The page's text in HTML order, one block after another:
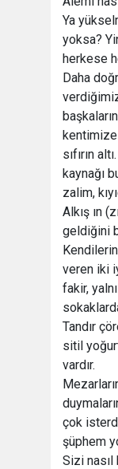
Ya
yoksa?
herkese
Daha
kentimize
sıfırın
kaynağı
zalim,
Alkış ın
geldiğini
veren iki
fakir,
Tandır
sitil
vardır.
çok
şüphem
Sizi